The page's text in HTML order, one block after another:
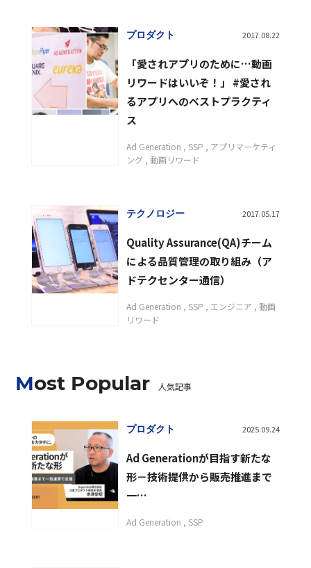
プロダクト 2017.08.22
「愛されアプリのために…動画
リワードはいいぞ！」 #愛され
るアプリへのベストプラクティ
ス
Ad Generation SSP
アプリマーケティ
ング
動画リワード
テクノロジー 2017.05.17
Quality Assurance(QA)チーム
による品質管理の取り組み（ア
ドテクセンター通信）
Ad Generation SSP エンジニア
動画
リワード
Most Popular 人気記事
プロダクト 2025.09.24
Ad Generationが目指す新たな
形－技術提供から販売推進まで
一…
Ad Generation SSP